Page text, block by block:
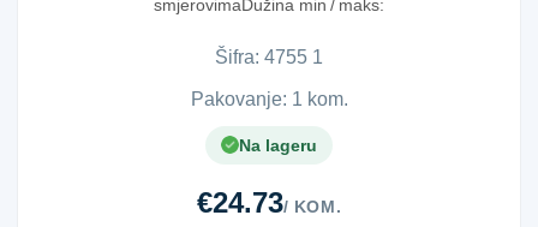
smjerovimaDužina min / maks:
Šifra: 4​7​5​5​ ​1​
Pakovanje: 1 kom.
Na lageru
€24.73/ KOM.